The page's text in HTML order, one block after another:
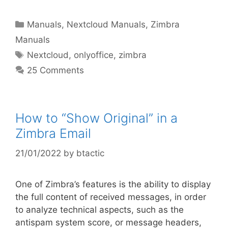
Manuals, Nextcloud Manuals, Zimbra
Manuals
Nextcloud, onlyoffice, zimbra
25 Comments
How to “Show Original” in a
Zimbra Email
21/01/2022 by btactic
One of Zimbra’s features is the ability to display
the full content of received messages, in order
to analyze technical aspects, such as the
antispam system score, or message headers,